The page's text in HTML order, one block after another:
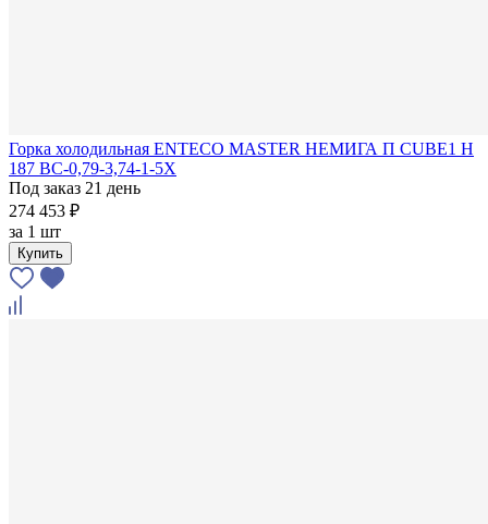
Горка холодильная ENTECO MASTER НЕМИГА П CUBE1 Н
187 ВС-0,79-3,74-1-5Х
Под заказ 21 день
274 453 ₽
за 1 шт
Купить